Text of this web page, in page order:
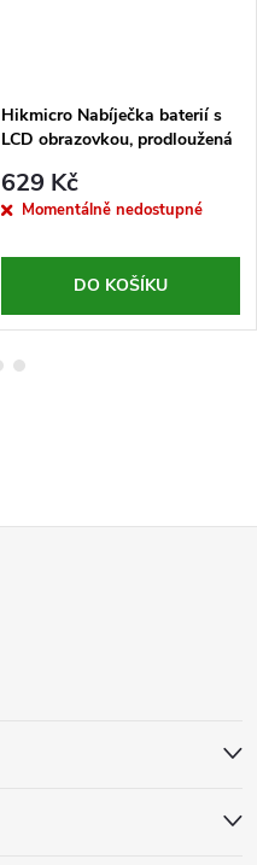
Hikmicro Nabíječka baterií s
LCD obrazovkou, prodloužená
629 Kč
Momentálně nedostupné
DO KOŠÍKU